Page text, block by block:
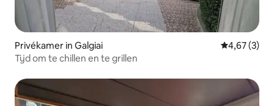
Privékamer in Galgiai
4,67 (3)
Tijd om te chillen en te grillen